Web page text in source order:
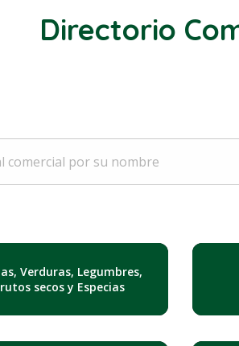
Directorio
Verduras, Legumbres,
secos y Especias